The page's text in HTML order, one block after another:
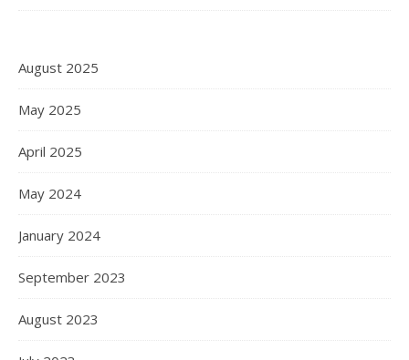
August 2025
May 2025
April 2025
May 2024
January 2024
September 2023
August 2023